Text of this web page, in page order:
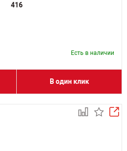
416
Есть в наличии
В один клик